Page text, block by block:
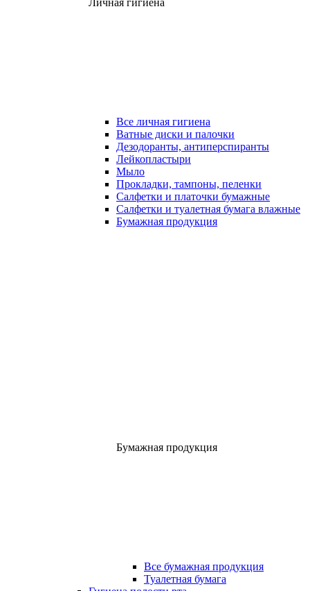
Личная гигиена
Все личная гигиена
Ватные диски и палочки
Дезодоранты, антиперспиранты
Лейкопластыри
Мыло
Прокладки, тампоны, пеленки
Салфетки и платочки бумажные
Салфетки и туалетная бумага влажные
Бумажная продукция
Бумажная продукция
Все бумажная продукция
Туалетная бумага